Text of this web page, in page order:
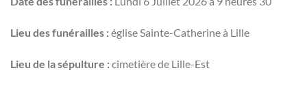
Lieu des funérailles :église Sainte-Catherine à Lille
Lieu de la sépulture :cimetière de Lille-Est